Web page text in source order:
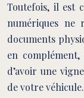
Toutefois, il est
numériques ne
documents
en
d’avoir une
de votre véhicule.